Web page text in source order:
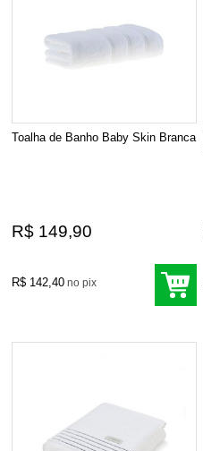
Toalha de Banho Baby Skin Branca
R$ 149,90
R$ 142,40 no pix